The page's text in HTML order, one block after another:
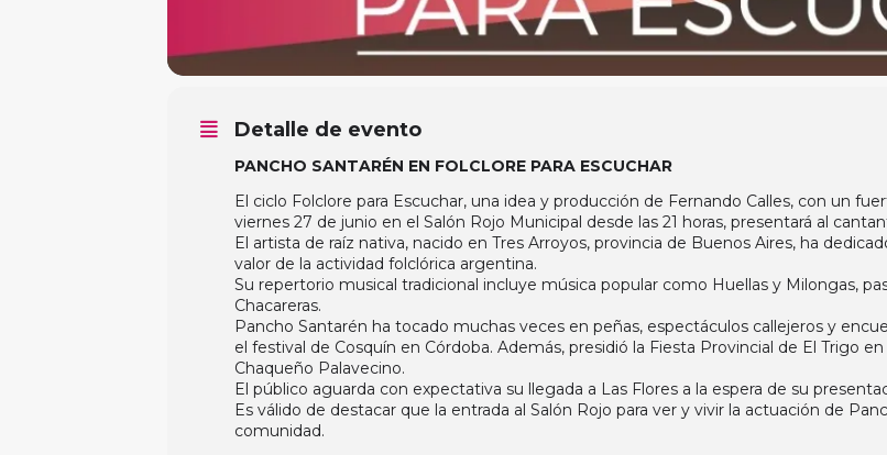
Detalle de evento
PANCHO SANTARÉN EN FOLCLORE PARA ESCUCHAR
El ciclo Folclore para Escuchar, una idea y producción de Fernando Calles, con un
viernes 27 de junio en el Salón Rojo Municipal desde las 21 horas, presentará al
El artista de raíz nativa, nacido en Tres Arroyos, provincia de Buenos Aires, ha
valor de la actividad folclórica argentina.
Su repertorio musical tradicional incluye música popular como Huellas y Milongas,
Chacareras.
Pancho Santarén ha tocado muchas veces en peñas, espectáculos callejeros y
el festival de Cosquín en Córdoba. Además, presidió la Fiesta Provincial de El Trigo
Chaqueño Palavecino.
El público aguarda con expectativa su llegada a Las Flores a la espera de su
Es válido de destacar que la entrada al Salón Rojo para ver y vivir la actuación de
comunidad.